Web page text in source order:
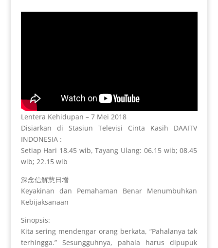
Lentera Kehidupan – 7 Mei 2018
Disiarkan di Stasiun Televisi Cinta Kasih DAAITV
INDONESIA :
Setiap Hari 18.45 wib, Tayang Ulang: 06.15 wib; 08.45
wib; 22.15 wib
深念信解慧日增
Keyakinan dan Pemahaman Benar Menumbuhkan
Kebijaksanaan
Sinopsis:
Kita sering mendengar orang berkata, “Pahalanya tak
terhingga.” Sesungguhnya, pahala harus dipupuk